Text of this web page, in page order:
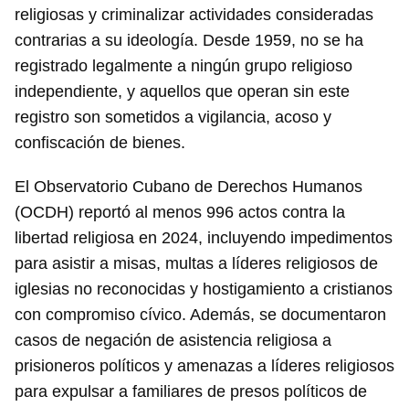
INICIAR SESIÓN CANCELAR
religiosas y criminalizar actividades consideradas
contrarias a su ideología. Desde 1959, no se ha
registrado legalmente a ningún grupo religioso
independiente, y aquellos que operan sin este
registro son sometidos a vigilancia, acoso y
confiscación de bienes.
El Observatorio Cubano de Derechos Humanos
(OCDH) reportó al menos 996 actos contra la
libertad religiosa en 2024, incluyendo impedimentos
para asistir a misas, multas a líderes religiosos de
iglesias no reconocidas y hostigamiento a cristianos
con compromiso cívico. Además, se documentaron
casos de negación de asistencia religiosa a
prisioneros políticos y amenazas a líderes religiosos
para expulsar a familiares de presos políticos de